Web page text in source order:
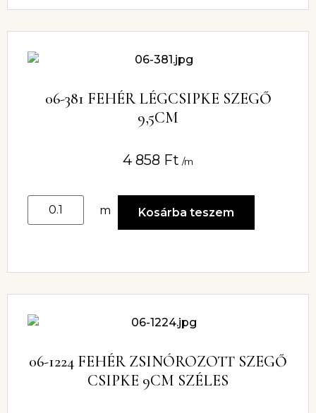
06-381 FEHÉR LÉGCSIPKE SZEGŐ
9,5CM
4 858 Ft /m
m Kosárba teszem
06-1224 FEHÉR ZSINÓROZOTT SZEGŐ
CSIPKE 9CM SZÉLES